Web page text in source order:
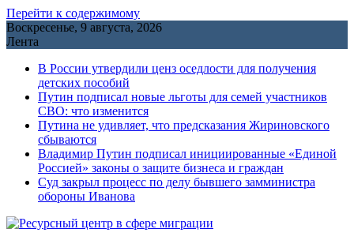
Перейти к содержимому
Воскресенье, 9 августа, 2026
Лента
В России утвердили ценз оседлости для получения
детских пособий
Путин подписал новые льготы для семей участников
СВО: что изменится
Путина не удивляет, что предсказания Жириновского
сбываются
Владимир Путин подписал инициированные «Единой
Россией» законы о защите бизнеса и граждан
Cуд закрыл процесс по делу бывшего замминистра
обороны Иванова